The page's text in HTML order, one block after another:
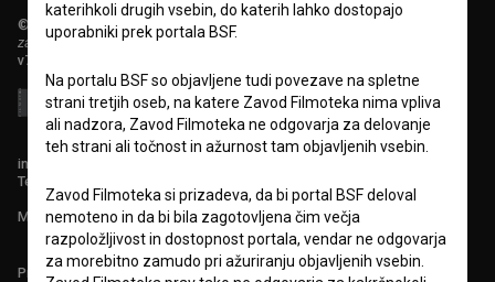
© 2018-2026, Filmoteka,
zavod za širjenje filmske kulture
v7.151.0
info@filmoteka.si
Tehnična pomoč: podpora@bsf.si
Mednarodna številka ISSN 2670-787X
Projekt sofinancira:
katerihkoli drugih vsebin, do katerih lahko dostopajo
uporabniki prek portala BSF.
Na portalu BSF so objavljene tudi povezave na spletne
strani tretjih oseb, na katere Zavod Filmoteka nima vpliva
ali nadzora, Zavod Filmoteka ne odgovarja za delovanje
teh strani ali točnost in ažurnost tam objavljenih vsebin.
Zavod Filmoteka si prizadeva, da bi portal BSF deloval
nemoteno in da bi bila zagotovljena čim večja
razpoložljivost in dostopnost portala, vendar ne odgovarja
za morebitno zamudo pri ažuriranju objavljenih vsebin.